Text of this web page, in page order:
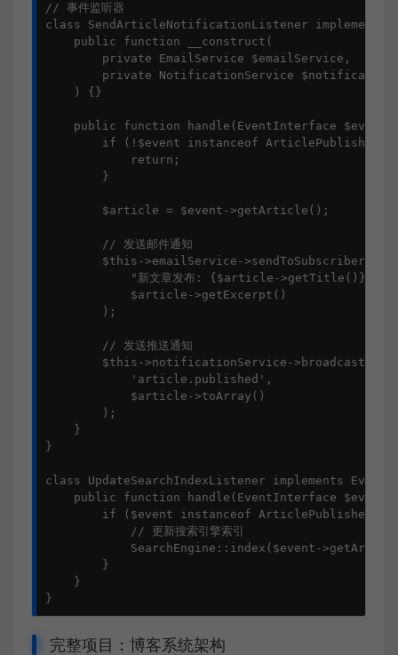
// 事件监听器
class SendArticleNotificationListener implements
    public function __construct(
        private EmailService $emailService,
private NotificationService
    ) {}
public function handle(EventInterface
if (!$event instanceof
            return;
        }
        $article = $event->getArticle();
        // 发送邮件通知
        $this->emailService->sendToSubscribers(
            "新文章发布: {$article->getTitle()}",
            $article->getExcerpt()
        );
        // 发送推送通知
        $this->notificationService->broadcast(
            'article.published',
            $article->toArray()
        );
    }
}
class UpdateSearchIndexListener implements
public function handle(EventInterface
if ($event instanceof
            // 更新搜索引擎索引
SearchEngine::index($event-
        }
    }
}
完整项目：博客系统架构